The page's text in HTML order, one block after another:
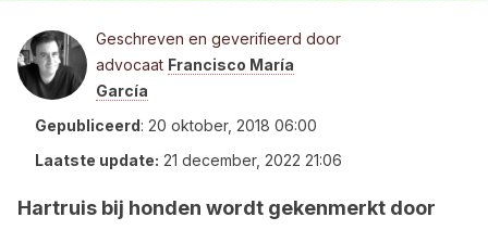
Geschreven en geverifieerd door
advocaat Francisco María
García
Gepubliceerd: 20 oktober, 2018 06:00
Laatste update: 21 december, 2022 21:06
Hartruis bij honden wordt gekenmerkt door